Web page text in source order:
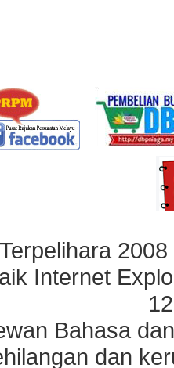
Internet
Bahasa
dan